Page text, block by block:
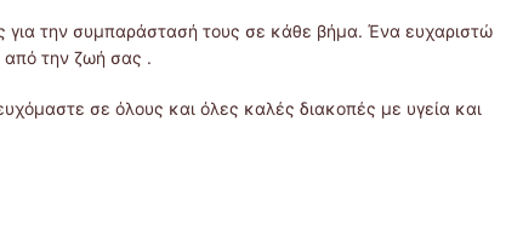
για την συμπαράστασή τους σε κάθε βήμα. Ένα ευχαριστώ
την ζωή σας .
σε όλους και όλες καλές διακοπές με υγεία και